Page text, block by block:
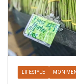
LIFESTYLE MON